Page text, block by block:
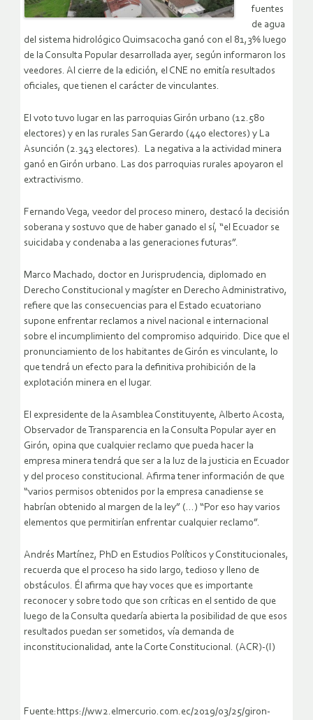
fuentes
de agua
del sistema hidrológico Quimsacocha ganó con el 81,3% luego
de la Consulta Popular desarrollada ayer, según informaron los
veedores. Al cierre de la edición, el CNE no emitía resultados
oficiales, que tienen el carácter de vinculantes.
El voto tuvo lugar en las parroquias Girón urbano (12.580
electores) y en las rurales San Gerardo (440 electores) y La
Asunción (2.343 electores).
La negativa a la actividad minera
ganó en Girón urbano. Las dos parroquias rurales apoyaron el
extractivismo.
Fernando Vega, veedor del proceso minero, destacó la decisión
soberana y sostuvo que de haber ganado el sí, “el Ecuador se
suicidaba y condenaba a las generaciones futuras”.
Marco Machado, doctor en Jurisprudencia, diplomado en
Derecho Constitucional y magíster en Derecho Administrativo,
refiere que las consecuencias para el Estado ecuatoriano
supone enfrentar reclamos a nivel nacional e internacional
sobre el incumplimiento del compromiso adquirido. Dice que el
pronunciamiento de los habitantes de Girón es vinculante, lo
que tendrá un efecto para la definitiva prohibición de la
explotación minera en el lugar.
El expresidente de la Asamblea Constituyente, Alberto Acosta,
Observador de Transparencia en la Consulta Popular ayer en
Girón, opina que cualquier reclamo que pueda hacer la
empresa minera tendrá que ser a la luz de la justicia en Ecuador
y del proceso constitucional. Afirma tener información de que
“varios permisos obtenidos por la empresa canadiense se
habrían obtenido al margen de la ley” (…) “Por eso hay varios
elementos que permitirían enfrentar cualquier reclamo”.
Andrés Martínez, PhD en Estudios Políticos y Constitucionales,
recuerda que el proceso ha sido largo, tedioso y lleno de
obstáculos. Él afirma que hay voces que es importante
reconocer y sobre todo que son críticas en el sentido de que
luego de la Consulta quedaría abierta la posibilidad de que esos
resultados puedan ser sometidos, vía demanda de
inconstitucionalidad, ante la Corte Constitucional. (ACR)-(I)
Fuente:https://ww2.elmercurio.com.ec/2019/03/25/giron-